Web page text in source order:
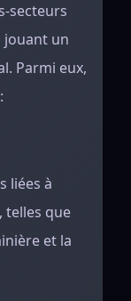
secteurs
jouant un
Parmi eux,
liées à
telles que
et la